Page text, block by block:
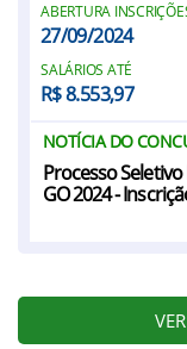
ABERTURA
27/09/2024
SALÁRIOS ATÉ
R$ 8.553,97
NOTÍCIA DO
Processo
GO 2024 -